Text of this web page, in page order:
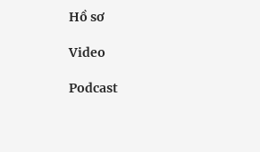
Hồ sơ
Video
Podcast